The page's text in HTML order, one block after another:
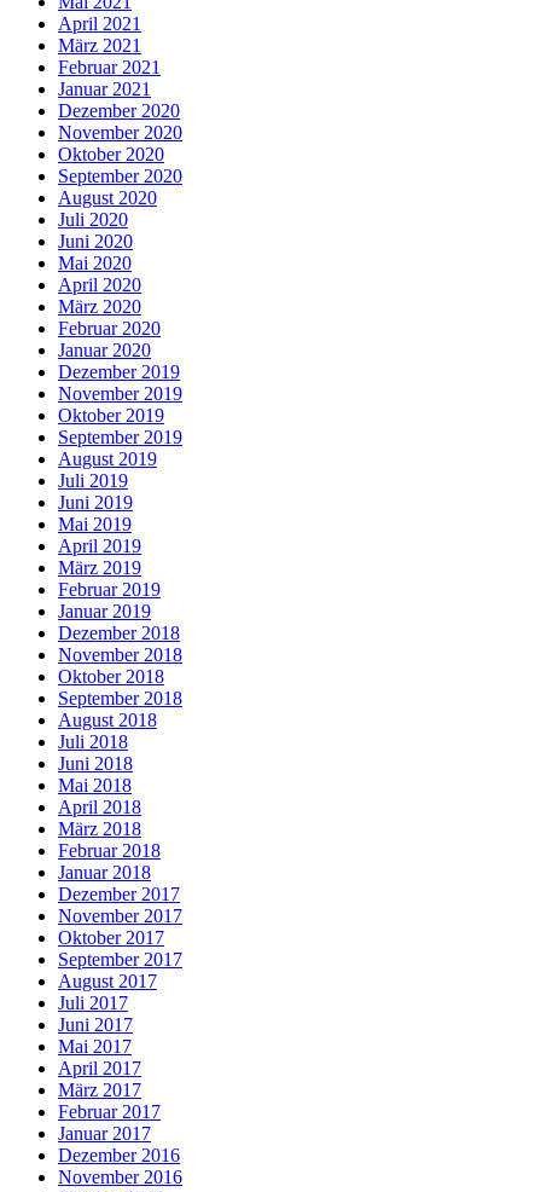
April 2021
März 2021
Februar 2021
Januar 2021
Dezember 2020
November 2020
Oktober 2020
September 2020
August 2020
Juli 2020
Juni 2020
Mai 2020
April 2020
März 2020
Februar 2020
Januar 2020
Dezember 2019
November 2019
Oktober 2019
September 2019
August 2019
Juli 2019
Juni 2019
Mai 2019
April 2019
März 2019
Februar 2019
Januar 2019
Dezember 2018
November 2018
Oktober 2018
September 2018
August 2018
Juli 2018
Juni 2018
Mai 2018
April 2018
März 2018
Februar 2018
Januar 2018
Dezember 2017
November 2017
Oktober 2017
September 2017
August 2017
Juli 2017
Juni 2017
Mai 2017
April 2017
März 2017
Februar 2017
Januar 2017
Dezember 2016
November 2016